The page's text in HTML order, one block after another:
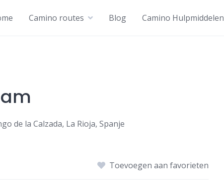
Camino routes Blog Camino Hulpmiddelen
de la Calzada, La Rioja, Spanje
Toevoegen aan favorieten